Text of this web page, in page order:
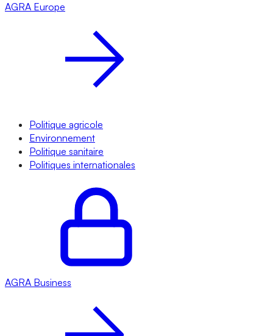
AGRA Europe
Politique agricole
Environnement
Politique sanitaire
Politiques internationales
AGRA Business